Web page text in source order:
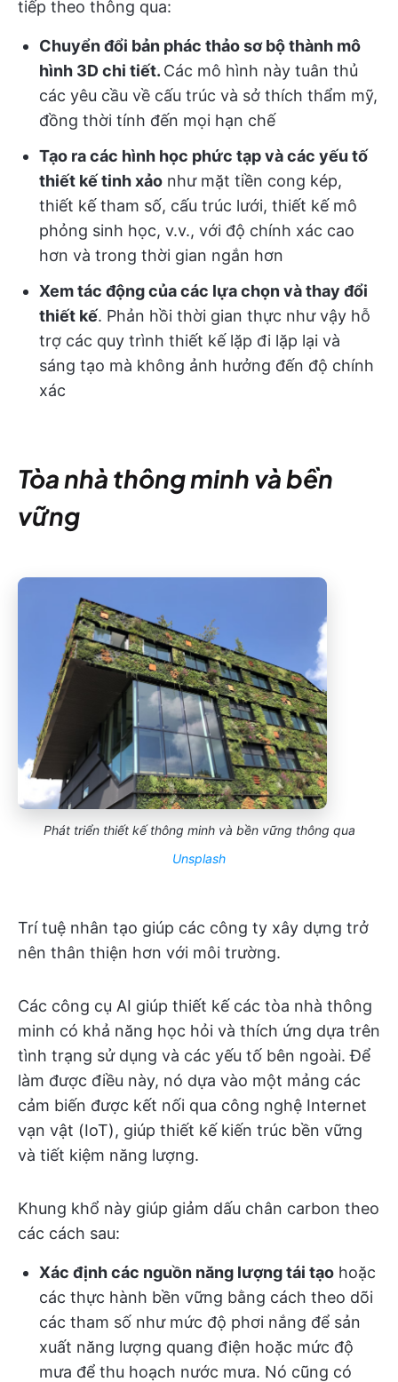
tiếp theo thông qua:
Chuyển đổi bản phác thảo sơ bộ thành mô
hình 3D chi tiết. Các mô hình này tuân thủ
các yêu cầu về cấu trúc và sở thích thẩm mỹ,
đồng thời tính đến mọi hạn chế
Tạo ra các hình học phức tạp và các yếu tố
thiết kế tinh xảo như mặt tiền cong kép,
thiết kế tham số, cấu trúc lưới, thiết kế mô
phỏng sinh học, v.v., với độ chính xác cao
hơn và trong thời gian ngắn hơn
Xem tác động của các lựa chọn và thay đổi
thiết kế. Phản hồi thời gian thực như vậy hỗ
trợ các quy trình thiết kế lặp đi lặp lại và
sáng tạo mà không ảnh hưởng đến độ chính
xác
Tòa nhà thông minh và bền
vững
Phát triển thiết kế thông minh và bền vững thông qua
Unsplash
Trí tuệ nhân tạo giúp các công ty xây dựng trở
nên thân thiện hơn với môi trường.
Các công cụ AI giúp thiết kế các tòa nhà thông
minh có khả năng học hỏi và thích ứng dựa trên
tình trạng sử dụng và các yếu tố bên ngoài. Để
làm được điều này, nó dựa vào một mảng các
cảm biến được kết nối qua công nghệ Internet
vạn vật (IoT), giúp thiết kế kiến trúc bền vững
và tiết kiệm năng lượng.
Khung khổ này giúp giảm dấu chân carbon theo
các cách sau:
Xác định các nguồn năng lượng tái tạo hoặc
các thực hành bền vững bằng cách theo dõi
các tham số như mức độ phơi nắng để sản
xuất năng lượng quang điện hoặc mức độ
mưa để thu hoạch nước mưa. Nó cũng có